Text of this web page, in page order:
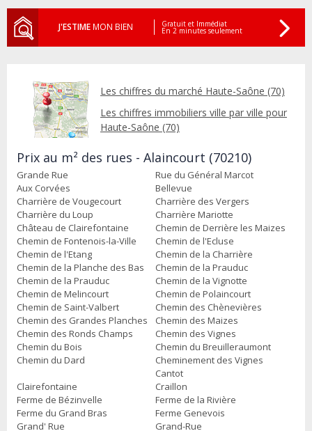
J'ESTIMEMON BIEN Gratuit et Immédiat
En 2 minutes seulement
Les chiffres du marché Haute-Saône (70)
Les chiffres immobiliers ville par ville pour
Haute-Saône (70)
Prix au m² des rues - Alaincourt (70210)
Grande Rue
Rue du Général Marcot
Aux Corvées
Bellevue
Charrière de Vougecourt
Charrière des Vergers
Charrière du Loup
Charrière Mariotte
Château de Clairefontaine
Chemin de Derrière les Maizes
Chemin de Fontenois-la-Ville
Chemin de l'Ecluse
Chemin de l'Etang
Chemin de la Charrière
Chemin de la Planche des Bas
Chemin de la Prauduc
Chemin de la Prauduc
Chemin de la Vignotte
Chemin de Melincourt
Chemin de Polaincourt
Chemin de Saint-Valbert
Chemin des Chènevières
Chemin des Grandes Planches
Chemin des Maizes
Chemin des Ronds Champs
Chemin des Vignes
Chemin du Bois
Chemin du Breuilleraumont
Chemin du Dard
Cheminement des Vignes
Cantot
Clairefontaine
Craillon
Ferme de Bézinvelle
Ferme de la Rivière
Ferme du Grand Bras
Ferme Genevois
Grand' Rue
Grand-Rue